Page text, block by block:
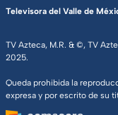
TV Azteca, M.R. & ©, TV
2025.
Queda prohibida la
expresa y por escrito de su
Televisora del Valle de